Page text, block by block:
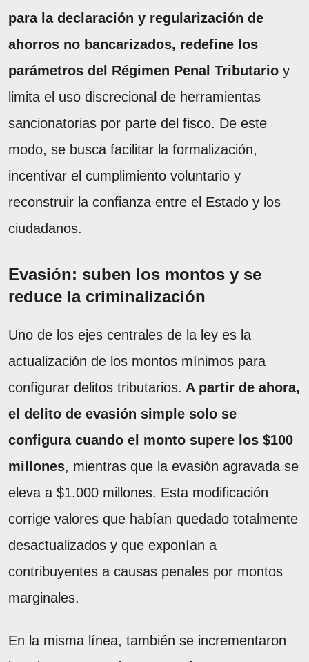
para la declaración y regularización de
ahorros no bancarizados, redefine los
parámetros del Régimen Penal Tributario y
limita el uso discrecional de herramientas
sancionatorias por parte del fisco. De este
modo, se busca facilitar la formalización,
incentivar el cumplimiento voluntario y
reconstruir la confianza entre el Estado y los
ciudadanos.
Evasión: suben los montos y se
reduce la criminalización
Uno de los ejes centrales de la ley es la
actualización de los montos mínimos para
configurar delitos tributarios. A partir de ahora,
el delito de evasión simple solo se
configura cuando el monto supere los $100
millones, mientras que la evasión agravada se
eleva a $1.000 millones. Esta modificación
corrige valores que habían quedado totalmente
desactualizados y que exponían a
contribuyentes a causas penales por montos
marginales.
En la misma línea, también se incrementaron